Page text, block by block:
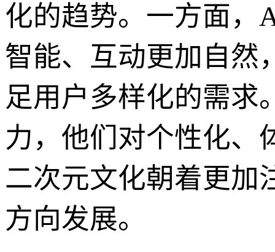
化的趋势。一方面，
智能、互动更加自然
足用户多样化的需求
力，他们对个性化、
二次元文化朝着更加
方向发展。